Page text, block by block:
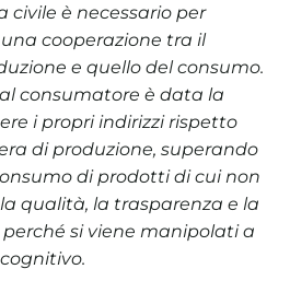
civile è necessario per
cooperazione tra il
e quello del consumo.
consumatore è data la
i propri indirizzi rispetto
di produzione, superando
di prodotti di cui non
qualità, la trasparenza e la
si viene manipolati a